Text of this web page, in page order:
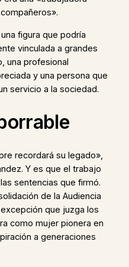
figura que podría
vinculada a grandes
una profesional
y una persona que
servicio a la sociedad.
recordará su legado»,
Y es que el trabajo
sentencias que firmó.
de la Audiencia
que juzga los
como mujer pionera en
a generaciones